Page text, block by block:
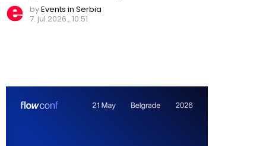
byEvents in Serbia
7. jul 2026., 10:51